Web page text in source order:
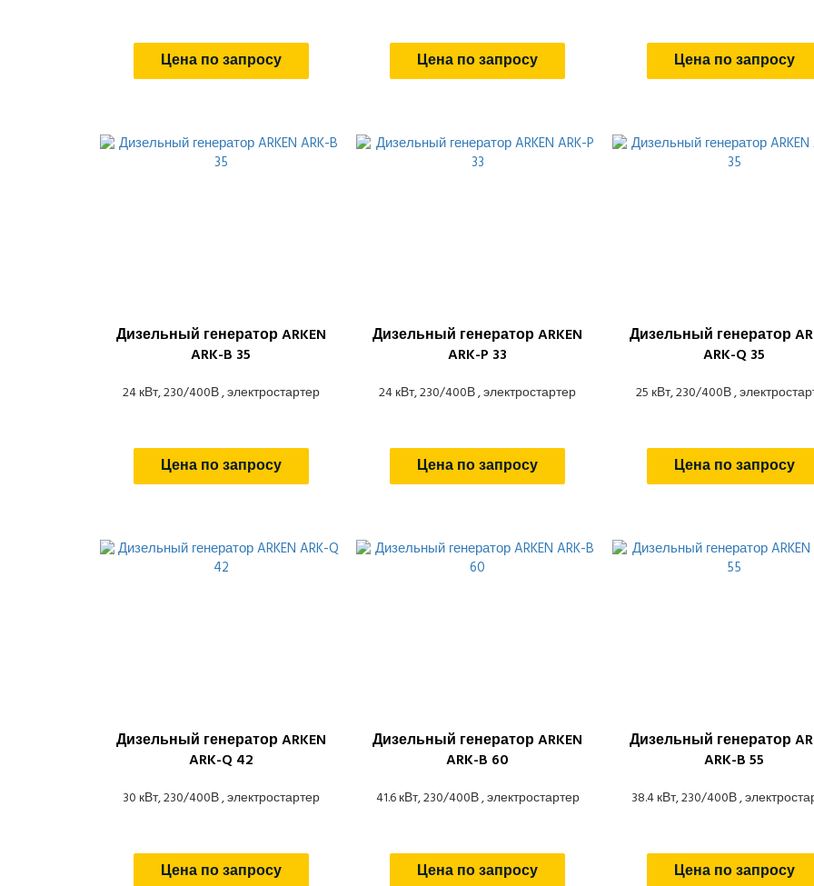
Цена по запросу Цена по запросу Цена по запросу
Дизельный генератор ARKEN
ARK-B 35
24 кВт, 230/400В , электростартер
Цена по запросу
Дизельный генератор ARKEN
ARK-P 33
24 кВт, 230/400В , электростартер
Цена по запросу
Дизельный генератор
ARK-Q 35
25 кВт, 230/400В ,
Цена по запросу
Дизельный генератор ARKEN
ARK-Q 42
30 кВт, 230/400В , электростартер
Цена по запросу
Дизельный генератор ARKEN
ARK-B 60
41.6 кВт, 230/400В , электростартер
Цена по запросу
Дизельный генератор
ARK-B 55
38.4 кВт, 230/400В ,
Цена по запросу